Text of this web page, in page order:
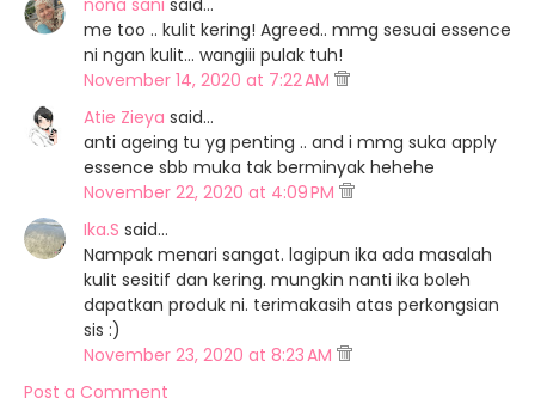
nona sani said…
me too .. kulit kering! Agreed.. mmg sesuai essence
ni ngan kulit... wangiii pulak tuh!
November 14, 2020 at 7:22 AM
Atie Zieya said…
anti ageing tu yg penting .. and i mmg suka apply
essence sbb muka tak berminyak hehehe
November 22, 2020 at 4:09 PM
Ika.S said…
Nampak menari sangat. lagipun ika ada masalah
kulit sesitif dan kering. mungkin nanti ika boleh
dapatkan produk ni. terimakasih atas perkongsian
sis :)
November 23, 2020 at 8:23 AM
Post a Comment